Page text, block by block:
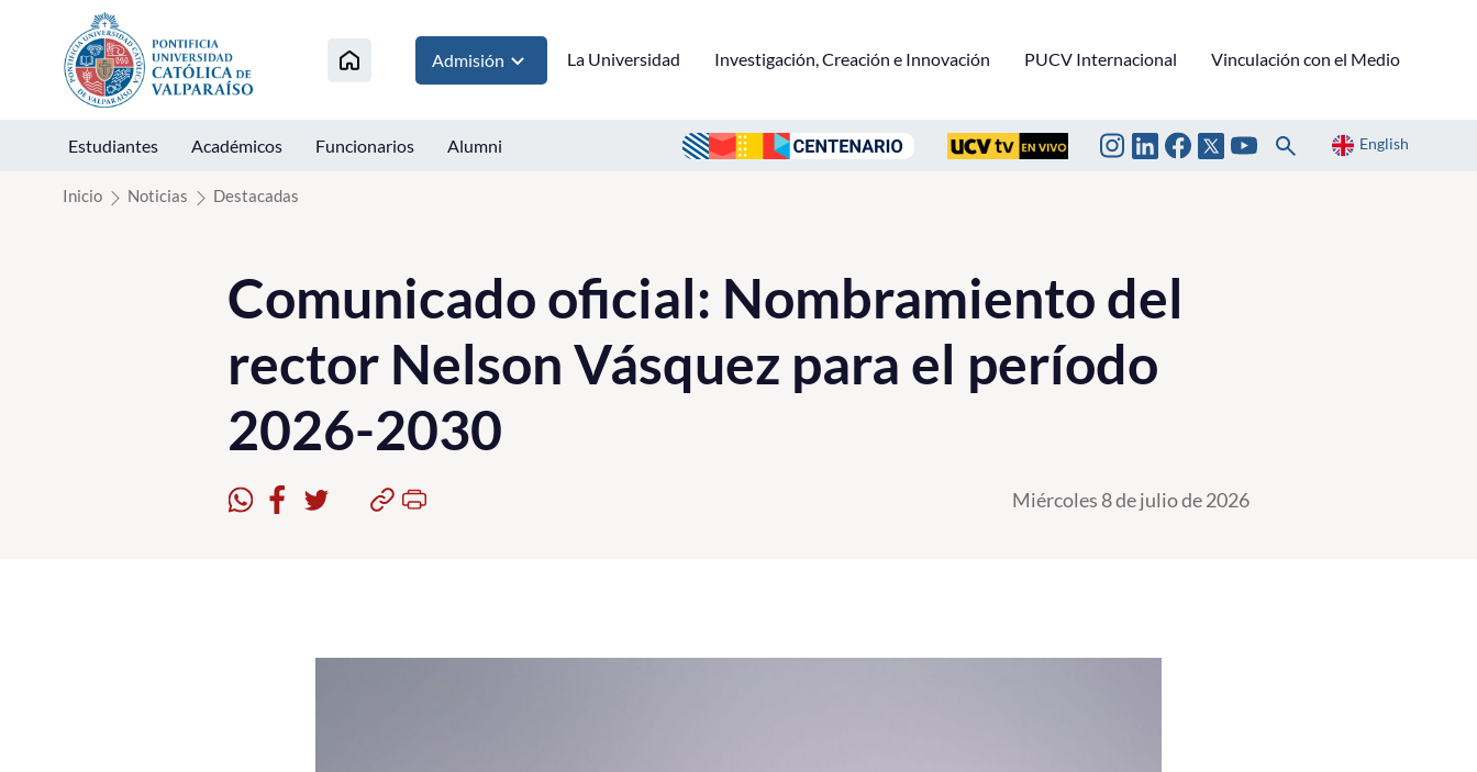
Click acá para ir directamente al contenido
Admisión La Universidad Investigación, Creación e Innovación PUCV Internacional Vinculación con el Medio
Estudiantes Académicos Funcionarios Alumni English
Inicio Noticias Destacadas
Comunicado oficial: Nombramiento del
rector Nelson Vásquez para el período
2026-2030
Miércoles 8 de julio de 2026